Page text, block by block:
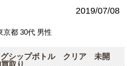
2019/07/08
京都 30代 男性
シップボトル クリア 未開
取り